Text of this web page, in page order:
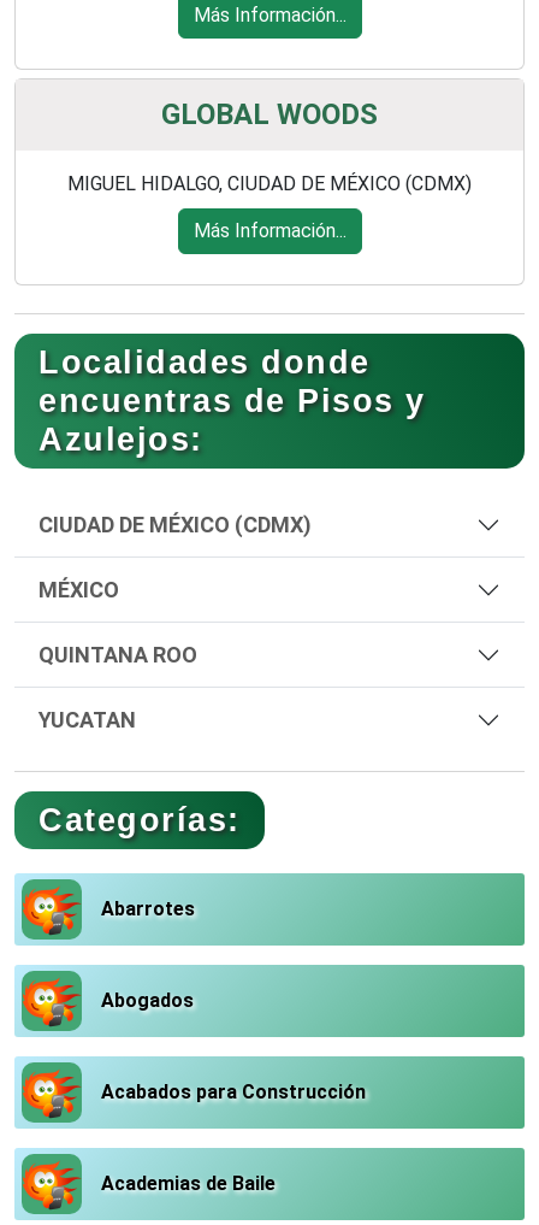
Más Información...
GLOBAL WOODS
MIGUEL HIDALGO, CIUDAD DE MÉXICO (CDMX)
Más Información...
Localidades donde
encuentras de Pisos y
Azulejos:
CIUDAD DE MÉXICO (CDMX)
MÉXICO
QUINTANA ROO
YUCATAN
Categorías:
Abarrotes
Abogados
Acabados para Construcción
Academias de Baile